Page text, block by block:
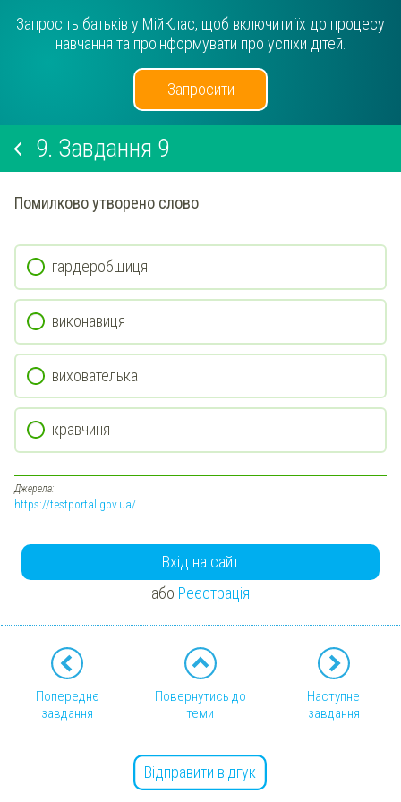
Запросіть батьків у МійКлас, щоб включити їх до процесу
навчання та проінформувати про успіхи дітей.
Запросити
9. Завдання 9
Помилково утворено слово
гардеробщиця
виконавиця
вихователька
кравчиня
Джерела:
https://testportal.gov.ua/
Вхід на сайт
або Реєстрація
Попереднє
завдання
Повернутись до
теми
Наступне
завдання
Відправити відгук